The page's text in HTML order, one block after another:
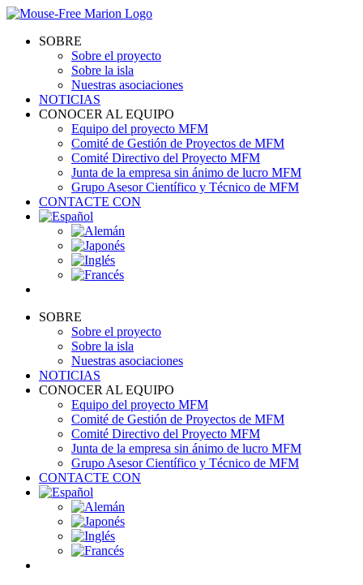
Skip
contentSOBRE
Sobre el proyecto
Sobre la isla
Nuestras asociaciones
NOTICIAS
CONOCER AL EQUIPO
Equipo del proyecto MFM
Comité de Gestión de Proyectos de MFM
Comité Directivo del Proyecto MFM
Junta de la empresa sin ánimo de lucro MFM
Grupo Asesor Científico y Técnico de MFM
CONTACTE CON
SOBRE
Sobre el proyecto
Sobre la isla
Nuestras asociaciones
NOTICIAS
CONOCER AL EQUIPO
Equipo del proyecto MFM
Comité de Gestión de Proyectos de MFM
Comité Directivo del Proyecto MFM
Junta de la empresa sin ánimo de lucro MFM
Grupo Asesor Científico y Técnico de MFM
CONTACTE CON